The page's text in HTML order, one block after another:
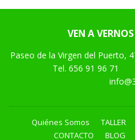
VEN A
Paseo de la Virgen del Puerto,
Tel. 656 91 96 71
Quiénes Somos TALLER
CONTACTO
BLOG